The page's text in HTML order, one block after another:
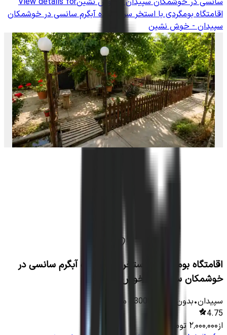
اقامتگاه بومگردی با استخر سرپوشیده آبگرم سانسی در خوشمکان
سپیدان - خوش نشین
اقامتگاه بومگردی با استخر سرپوشیده آبگرم سانسی در
خوشمکان سپیدان - خوش نشین
سپیدان•بدون اتاق 13000 متر
4.75
از۲٬۰۰۰٬۰۰۰ تومان